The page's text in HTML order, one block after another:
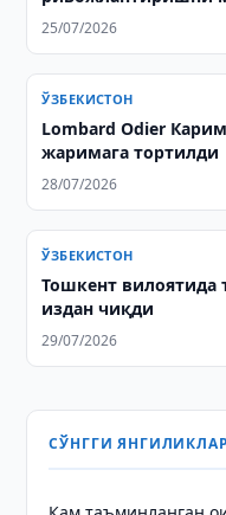
25/07/2026
ЎЗБЕКИСТОН
Lombard Odier
жаримага тортилди
28/07/2026
ЎЗБЕКИСТОН
Тошкент вилоятида
издан чиқди
29/07/2026
СЎНГГИ ЯНГИЛИКЛАР